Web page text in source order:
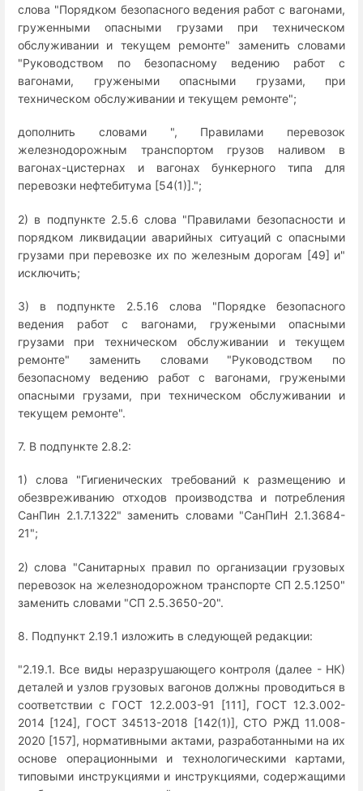
слова "Порядком безопасного ведения работ с вагонами,
груженными опасными грузами при техническом
обслуживании и текущем ремонте" заменить словами
"Руководством по безопасному ведению работ с
вагонами, гружеными опасными грузами, при
техническом обслуживании и текущем ремонте";
дополнить словами ", Правилами перевозок
железнодорожным транспортом грузов наливом в
вагонах-цистернах и вагонах бункерного типа для
перевозки нефтебитума [54(1)].";
2) в подпункте 2.5.6 слова "Правилами безопасности и
порядком ликвидации аварийных ситуаций с опасными
грузами при перевозке их по железным дорогам [49] и"
исключить;
3) в подпункте 2.5.16 слова "Порядке безопасного
ведения работ с вагонами, гружеными опасными
грузами при техническом обслуживании и текущем
ремонте" заменить словами "Руководством по
безопасному ведению работ с вагонами, гружеными
опасными грузами, при техническом обслуживании и
текущем ремонте".
7. В подпункте 2.8.2:
1) слова "Гигиенических требований к размещению и
обезвреживанию отходов производства и потребления
СанПин 2.1.7.1322" заменить словами "СанПиН 2.1.3684-
21";
2) слова "Санитарных правил по организации грузовых
перевозок на железнодорожном транспорте СП 2.5.1250"
заменить словами "СП 2.5.3650-20".
8. Подпункт 2.19.1 изложить в следующей редакции:
"2.19.1. Все виды неразрушающего контроля (далее - НК)
деталей и узлов грузовых вагонов должны проводиться в
соответствии с ГОСТ 12.2.003-91 [111], ГОСТ 12.3.002-
2014 [124], ГОСТ 34513-2018 [142(1)], СТО РЖД 11.008-
2020 [157], нормативными актами, разработанными на их
основе операционными и технологическими картами,
типовыми инструкциями и инструкциями, содержащими